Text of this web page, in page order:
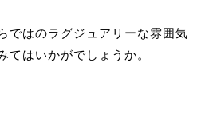
ではのラグジュアリーな雰囲気
てはいかがでしょうか。